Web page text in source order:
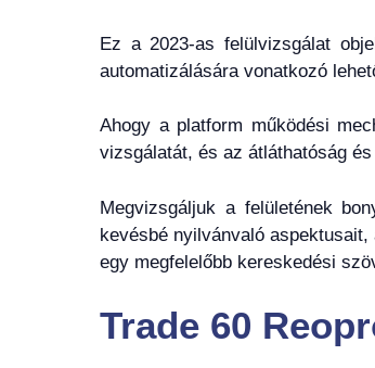
Ez a 2023-as felülvizsgálat
automatizálására vonatkozó
Ahogy a platform működési
vizsgálatát, és az átláthatóság
Megvizsgáljuk a felületének
kevésbé nyilvánvaló
egy megfelelőbb kereskedési
Trade 60